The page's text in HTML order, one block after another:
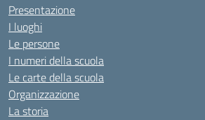
Presentazione
I luoghi
Le persone
I numeri della scuola
Le carte della scuola
Organizzazione
La storia